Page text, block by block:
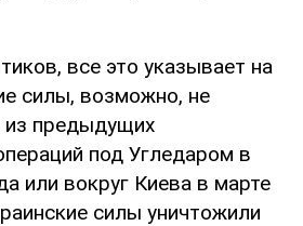
все это указывает на
силы, возможно, не
из предыдущих
под Угледаром в
или вокруг Киева в марте
силы уничтожили